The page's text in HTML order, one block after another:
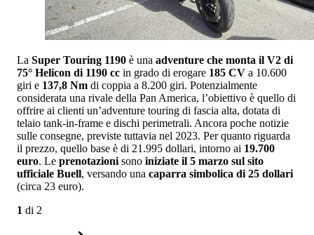
La Super Touring 1190 è una adventure che monta il V2 di
75° Helicon di 1190 cc in grado di erogare 185 CV a 10.600
giri e 137,8 Nm di coppia a 8.200 giri. Potenzialmente
considerata una rivale della Pan America, l’obiettivo è quello di
offrire ai clienti un’adventure touring di fascia alta, dotata di
telaio tank-in-frame e dischi perimetrali. Ancora poche notizie
sulle consegne, previste tuttavia nel 2023. Per quanto riguarda
il prezzo, quello base è di 21.995 dollari, intorno ai 19.700
euro. Le prenotazioni sono iniziate il 5 marzo sul sito
ufficiale Buell, versando una caparra simbolica di 25 dollari
(circa 23 euro).
1 di 2